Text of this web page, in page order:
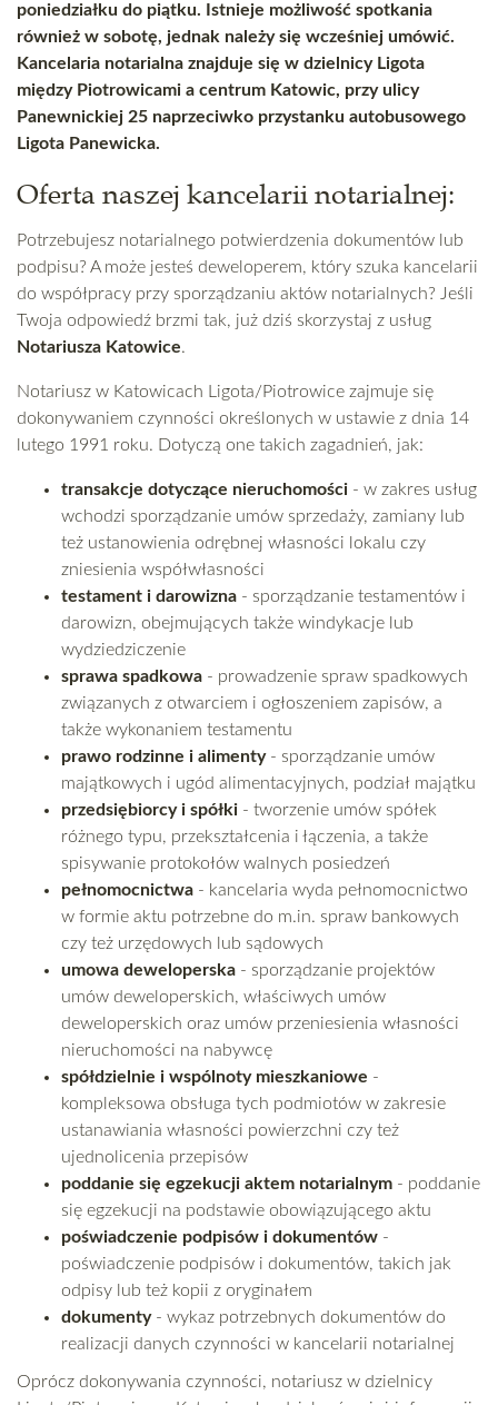
poniedziałku do piątku. Istnieje możliwość spotkania
również w sobotę, jednak należy się wcześniej umówić.
Kancelaria notarialna znajduje się w dzielnicy Ligota
między Piotrowicami a centrum Katowic, przy ulicy
Panewnickiej 25 naprzeciwko przystanku autobusowego
Ligota Panewicka.
Oferta naszej kancelarii notarialnej:
Potrzebujesz notarialnego potwierdzenia dokumentów lub
podpisu? A może jesteś deweloperem, który szuka kancelarii
do współpracy przy sporządzaniu aktów notarialnych? Jeśli
Twoja odpowiedź brzmi tak, już dziś skorzystaj z usług
Notariusza Katowice.
Notariusz w Katowicach Ligota/Piotrowice zajmuje się
dokonywaniem czynności określonych w ustawie z dnia 14
lutego 1991 roku. Dotyczą one takich zagadnień, jak:
transakcje dotyczące nieruchomości - w zakres usług
wchodzi sporządzanie umów sprzedaży, zamiany lub
też ustanowienia odrębnej własności lokalu czy
zniesienia współwłasności
testament i darowizna - sporządzanie testamentów i
darowizn, obejmujących także windykacje lub
wydziedziczenie
sprawa spadkowa - prowadzenie spraw spadkowych
związanych z otwarciem i ogłoszeniem zapisów, a
także wykonaniem testamentu
prawo rodzinne i alimenty- sporządzanie umów
majątkowych i ugód alimentacyjnych, podział majątku
przedsiębiorcy i spółki - tworzenie umów spółek
różnego typu, przekształcenia i łączenia, a także
spisywanie protokołów walnych posiedzeń
pełnomocnictwa - kancelaria wyda pełnomocnictwo
w formie aktu potrzebne do m.in. spraw bankowych
czy też urzędowych lub sądowych
umowa deweloperska - sporządzanie projektów
umów deweloperskich, właściwych umów
deweloperskich oraz umów przeniesienia własności
nieruchomości na nabywcę
spółdzielnie i wspólnoty mieszkaniowe -
kompleksowa obsługa tych podmiotów w zakresie
ustanawiania własności powierzchni czy też
ujednolicenia przepisów
poddanie się egzekucji aktem notarialnym - poddanie
się egzekucji na podstawie obowiązującego aktu
poświadczenie podpisów i dokumentów -
poświadczenie podpisów i dokumentów, takich jak
odpisy lub też kopii z oryginałem
dokumenty- wykaz potrzebnych dokumentów do
realizacji danych czynności w kancelarii notarialnej
Oprócz dokonywania czynności, notariusz w dzielnicy